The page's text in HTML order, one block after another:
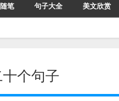
笔 句子大全 美文欣赏
个句子